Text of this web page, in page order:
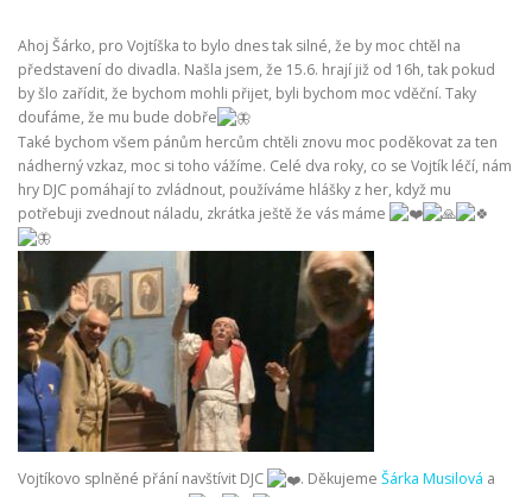
AKTUALITY BLOG
Ahoj Šárko, pro Vojtíška to bylo dnes tak silné, že by moc chtěl na
představení do divadla. Našla jsem, že 15.6. hrají již od 16h, tak pokud
by šlo zařídit, že bychom mohli přijet, byli bychom moc vděční. Taky
doufáme, že mu bude dobře
Také bychom všem pánům hercům chtěli znovu moc poděkovat za ten
nádherný vzkaz, moc si toho vážíme. Celé dva roky, co se Vojtík léčí, nám
hry DJC pomáhají to zvládnout, používáme hlášky z her, když mu
potřebuji zvednout náladu, zkrátka ještě že vás máme
Vojtíkovo splněné přání navštívit DJC . Děkujeme Šárka Musilová a